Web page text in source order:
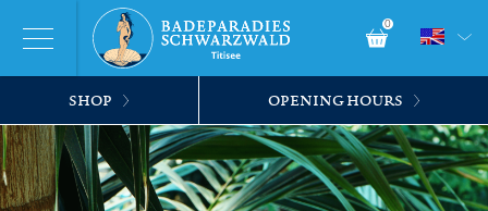
SHOP OPENING HOURS
0